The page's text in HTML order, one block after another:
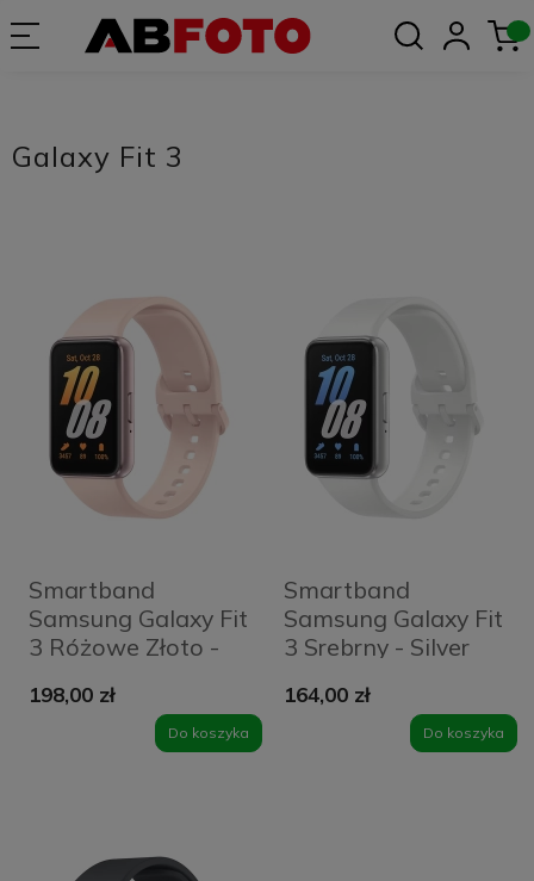
Galaxy Fit 3
Smartband
Samsung Galaxy Fit
3 Różowe Złoto -
198,00 zł
Do koszyka
Smartband
Samsung Galaxy Fit
3 Srebrny - Silver
164,00 zł
Do koszyka